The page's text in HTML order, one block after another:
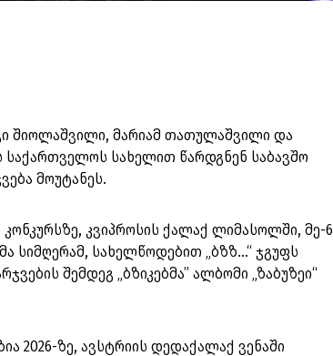
შიოლაშვილი, მარიამ თათულაშვილი და
საქართველოს სახელით წარდგნენ საბავშო
მოუტანეს.
კვიპროსის ქალაქ ლიმასოლში, მე-6
სიმღერამ, სახელწოდებით „ბზზ…“ ჯგუფს
შემდეგ „ბზიკებმა” ალბომი „ზაბუზეი“
2026-ზე, ავსტრიის დედაქალაქ ვენაში